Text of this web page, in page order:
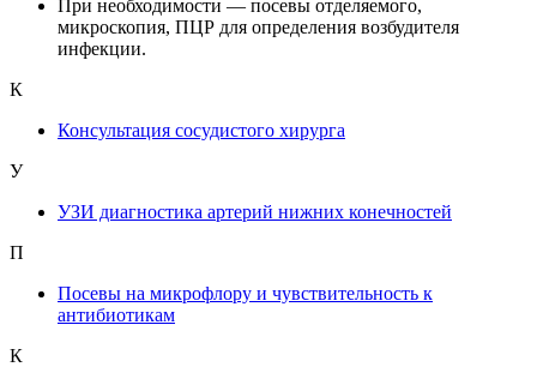
При необходимости — посевы отделяемого,
микроскопия, ПЦР для определения возбудителя
инфекции.
К
Консультация сосудистого хирурга
У
УЗИ диагностика артерий нижних конечностей
П
Посевы на микрофлору и чувствительность к
антибиотикам
К